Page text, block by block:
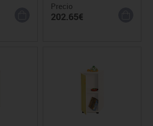
Precio
202.65€